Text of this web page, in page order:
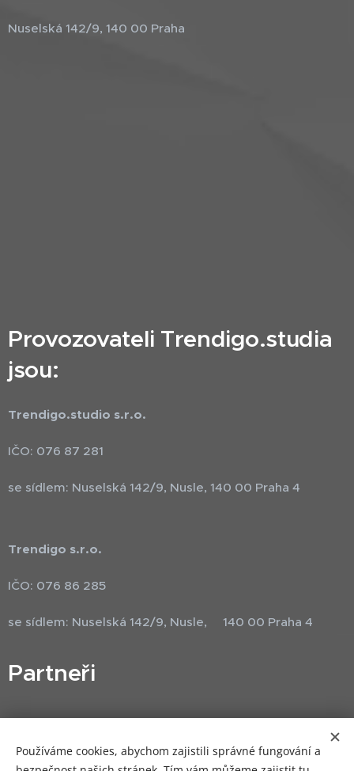
Nuselská 142/9, 140 00 Praha
Provozovateli Trendigo.studia
jsou:
Trendigo.studio s.r.o.
IČO: 076 87 281
se sídlem: Nuselská 142/9, Nusle, 140 00 Praha 4
Trendigo s.r.o.
IČO: 076 86 285
se sídlem: Nuselská 142/9, Nusle, 140 00 Praha 4
Partneři
Používáme cookies, abychom zajistili správné fungování a